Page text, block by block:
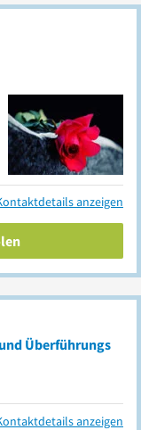
anzeigen
Überführungs
anzeigen